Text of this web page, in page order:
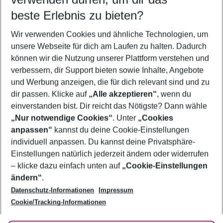
5-8 Nächte
2 Erwachsene Keine Kinder
Mehr Filter anzeigen
Footer
Footer navigation
Über uns
AGB
Bestpreisgarantie
Cookie-Einstellungen ändern
Cookie-Richtlinie
Agenturbetreuung
Barrierefreies Reisen
Folge uns
beste Erlebnis zu bieten?
Wir verwenden Cookies und ähnliche Technologien, um
unsere Webseite für dich am Laufen zu halten. Dadurch
können wir die Nutzung unserer Plattform verstehen und
verbessern, dir Support bieten sowie Inhalte, Angebote
und Werbung anzeigen, die für dich relevant sind und zu
dir passen. Klicke auf „Alle akzeptieren“, wenn du
einverstanden bist. Dir reicht das Nötigste? Dann wähle
„Nur notwendige Cookies“. Unter „Cookies
anpassen“ kannst du deine Cookie-Einstellungen
individuell anpassen. Du kannst deine Privatsphäre-
Einstellungen natürlich jederzeit ändern oder widerrufen
– klicke dazu einfach unten auf „Cookie-Einstellungen
ändern“.
Datenschutz-Informationen
Impressum
Cookie/Tracking-Informationen